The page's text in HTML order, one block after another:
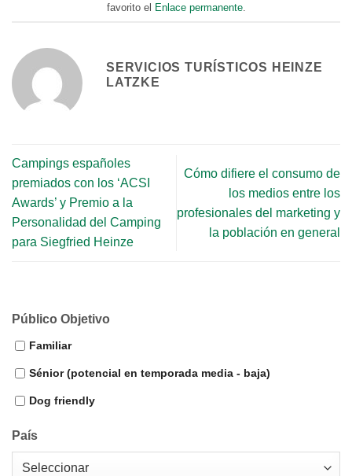
favorito el Enlace permanente.
SERVICIOS TURÍSTICOS HEINZE
LATZKE
Campings españoles
premiados con los ‘ACSI
Awards’ y Premio a la
Personalidad del Camping
para Siegfried Heinze
Cómo difiere el consumo de
los medios entre los
profesionales del marketing y
la población en general
Público Objetivo
Familiar
Sénior (potencial en temporada media - baja)
Dog friendly
País